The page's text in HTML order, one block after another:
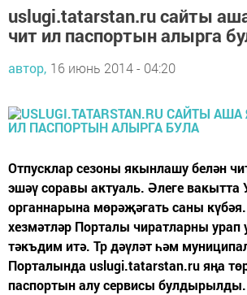
uslugi.tatarstan.ru сайты
чит ил паспортын алырга
автор, 16 июнь 2014 - 04:20
Отпусклар сезоны якынлашу белән
эшәү соравы актуаль. Әлеге
органнарына мөрәҗәгать саны
хезмәтләр Порталы чиратларны
тәкъдим итә. Тр дәүләт һәм
Порталында uslugi.tatarstan.ru яңа
паспортын алу сервисы